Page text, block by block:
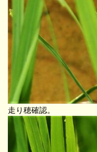
走り穂確認。